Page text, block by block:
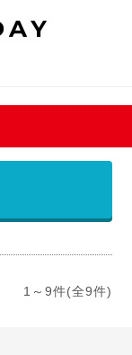
1～9件(全9件)